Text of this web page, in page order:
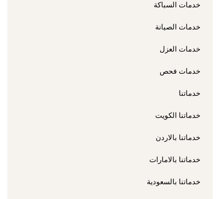
خدمات السباكة
خدمات الصيانة
خدمات العزل
خدمات فحص
خدماتنا
خدماتنا الكويت
خدماتنا بالاردن
خدماتنا بالامارات
خدماتنا بالسعودية